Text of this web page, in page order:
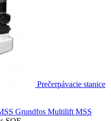
Prečerpávacie stanice
Grundfos Multilift MSS